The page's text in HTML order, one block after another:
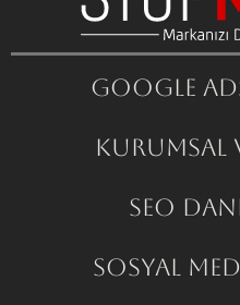
Google
Kurumsal
SEO
Sosyal